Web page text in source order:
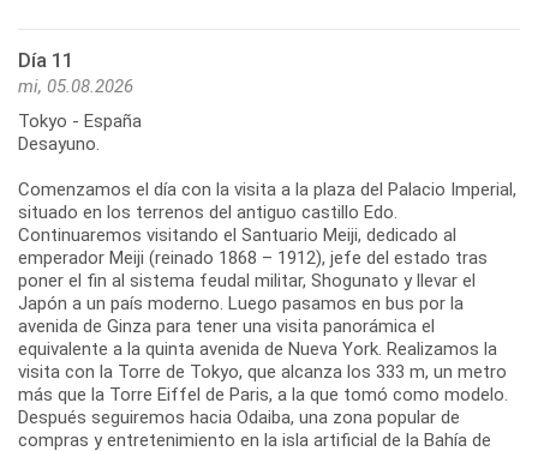
Día 11
mi, 05.08.2026
Tokyo - España
Desayuno.
Comenzamos el día con la visita a la plaza del Palacio Imperial,
situado en los terrenos del antiguo castillo Edo.
Continuaremos visitando el Santuario Meiji, dedicado al
emperador Meiji (reinado 1868 – 1912), jefe del estado tras
poner el fin al sistema feudal militar, Shogunato y llevar el
Japón a un país moderno. Luego pasamos en bus por la
avenida de Ginza para tener una visita panorámica el
equivalente a la quinta avenida de Nueva York. Realizamos la
visita con la Torre de Tokyo, que alcanza los 333 m, un metro
más que la Torre Eiffel de Paris, a la que tomó como modelo.
Después seguiremos hacia Odaiba, una zona popular de
compras y entretenimiento en la isla artificial de la Bahía de